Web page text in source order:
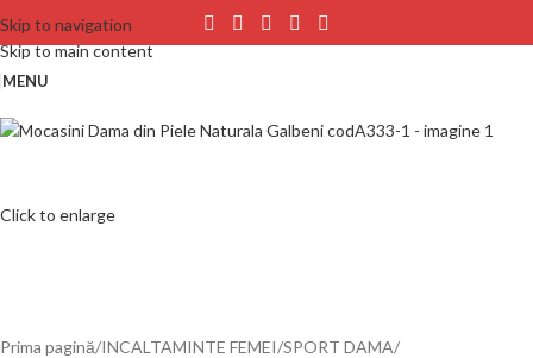
Skip to navigation
Skip to main content
MENU
Click to enlarge
Prima pagină INCALTAMINTE FEMEI SPORT DAMA